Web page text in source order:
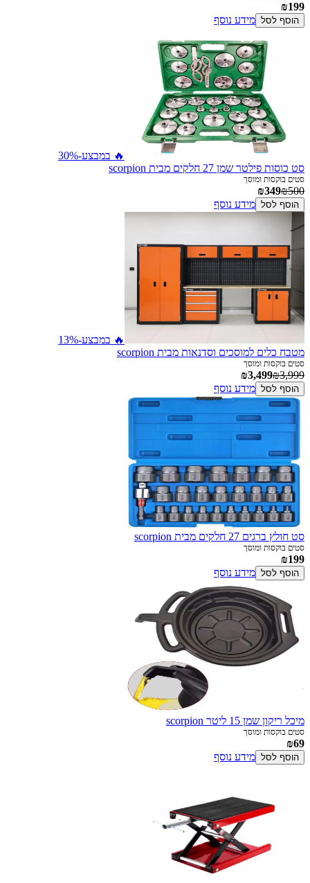
₪199
הוסף לסל מידע נוסף
🔥 במבצע-30%
סט כוסות פילטר שמן 27 חלקים מבית scorpion
סטים בוקסות ומוסך
₪349₪500
הוסף לסל מידע נוסף
🔥 במבצע-13%
מטבח כלים למוסכים וסדנאות מבית scorpion
סטים בוקסות ומוסך
₪3,499₪3,999
הוסף לסל מידע נוסף
סט חולץ ברגים 27 חלקים מבית scorpion
סטים בוקסות ומוסך
₪199
הוסף לסל מידע נוסף
מיכל ריקון שמן 15 ליטר scorpion
סטים בוקסות ומוסך
₪69
הוסף לסל מידע נוסף